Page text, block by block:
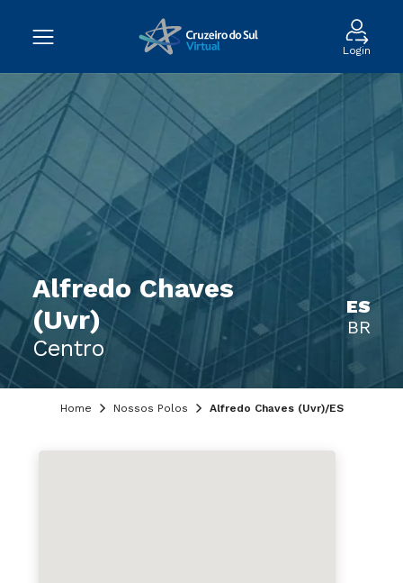
Login
Alfredo Chaves
(Uvr)
Centro
ES
BR
Home Nossos Polos Alfredo Chaves (Uvr)/ES